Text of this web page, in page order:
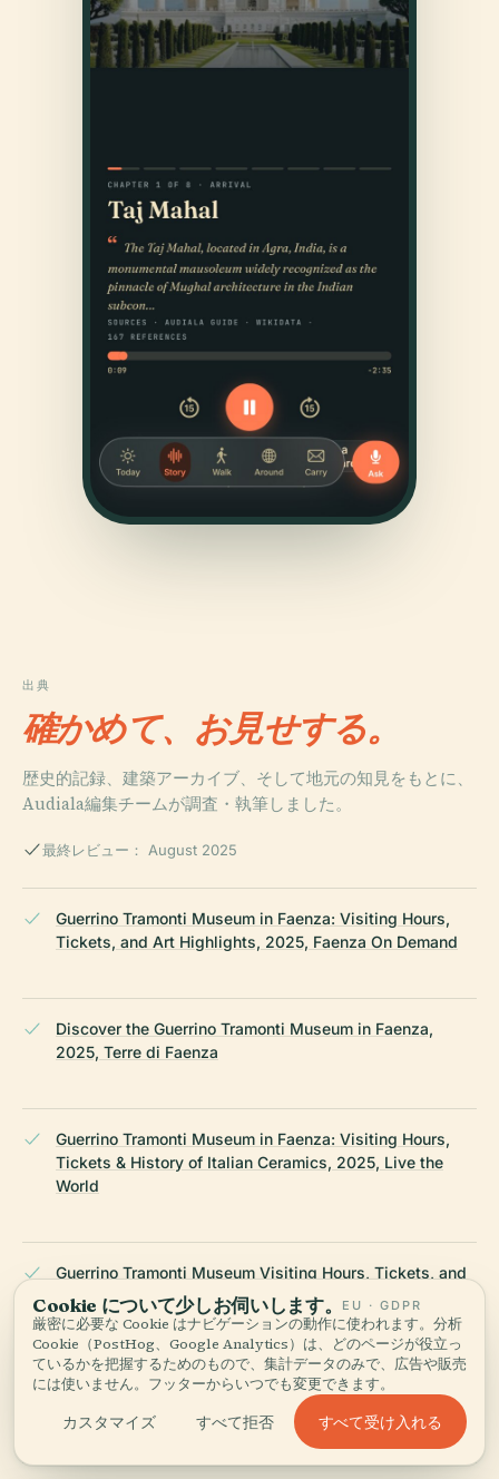
出典
確かめて、お見せする。
歴史的記録、建築アーカイブ、そして地元の知見をもとに、
Audiala編集チームが調査・執筆しました。
最終レビュー： August 2025
Guerrino Tramonti Museum in Faenza: Visiting Hours,
Tickets, and Art Highlights, 2025, Faenza On Demand
Discover the Guerrino Tramonti Museum in Faenza,
2025, Terre di Faenza
Guerrino Tramonti Museum in Faenza: Visiting Hours,
Tickets & History of Italian Ceramics, 2025, Live the
World
Guerrino Tramonti Museum Visiting Hours, Tickets, and
Cultural Significance in Faenza, 2025, Il Piccolo
Emilia-Romagna Flooding and Museum Recovery, 2023,
Cookie について少しお伺いします。 EU · GDPR
厳密に必要な Cookie はナビゲーションの動作に使われます。分析
Cookie（PostHog、Google Analytics）は、どのページが役立っ
ているかを把握するためのもので、集計データのみで、広告や販売
には使いません。フッターからいつでも変更できます。
カスタマイズ すべて拒否 すべて受け入れる